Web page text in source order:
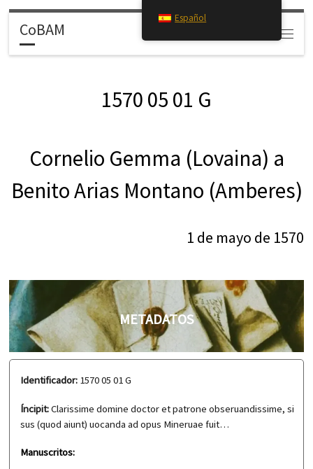
CoBAM
Search
1570 05 01 G
Cornelio Gemma (Lovaina) a
Benito Arias Montano (Amberes)
1 de mayo de 1570
METADATOS
Identificador: 1570 05 01 G
Íncipit:Clarissime domine doctor et patrone obseruandissime, si
sus (quod aiunt) uocanda ad opus Mineruae fuit…
Manuscritos:
Español